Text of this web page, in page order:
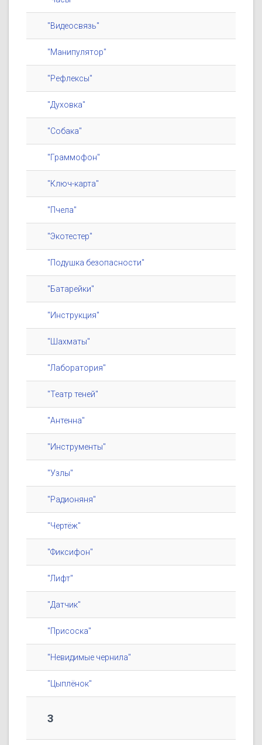
"Видеосвязь"
"Манипулятор"
"Рефлексы"
"Духовка"
"Собака"
"Граммофон"
"Ключ-карта"
"Пчела"
"Экотестер"
"Подушка безопасности"
"Батарейки"
"Инструкция"
"Шахматы"
"Лаборатория"
"Театр теней"
"Антенна"
"Инструменты"
"Узлы"
"Радионяня"
"Чертёж"
"Фиксифон"
"Лифт"
"Датчик"
"Присоска"
"Невидимые чернила"
"Цыплёнок"
3